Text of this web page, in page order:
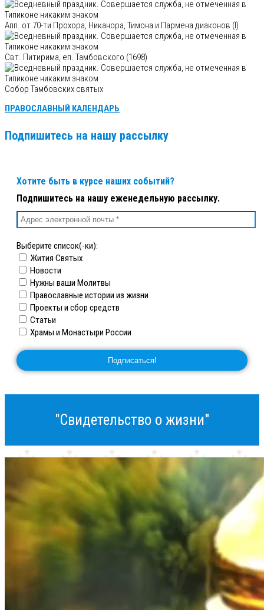
Апп. от 70-ти Прохора, Никанора, Тимона и Пармена диаконов (I)
Свт. Питирима, еп. Тамбовского (1698)
Собор Тамбовских святых
ПРАВОСЛАВНЫЙ КАЛЕНДАРЬ
Подпишитесь на нашу рассылку
Хотите быть в курсе наших событий?
Подпишитесь на нашу еженедельную рассылку.
Выберите список(-ки):
Жития Святых
Новости
Нужны ваши Молитвы
Православные истории из жизни
Проекты и сбор средств
Статьи
Храмы и Монастыри России
"Свидетельство о жизни"